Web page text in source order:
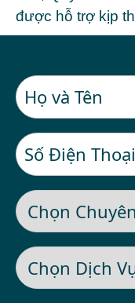
được hỗ trợ kịp